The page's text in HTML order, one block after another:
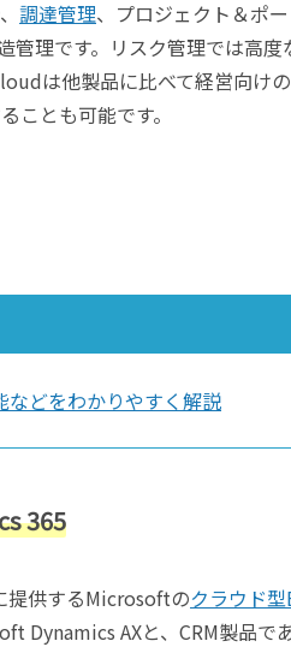
調達管理、プロジェクト＆ポ
管理です。リスク管理では高度
は他製品に比べて経営向け
ことも可能です。
などをわかりやすく解説
365
提供するMicrosoftのクラウド型
Dynamics AXと、CRM製品